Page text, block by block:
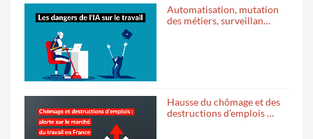
Automatisation, mutation
des métiers, surveillan…
Hausse du chômage et des
destructions d’emplois …